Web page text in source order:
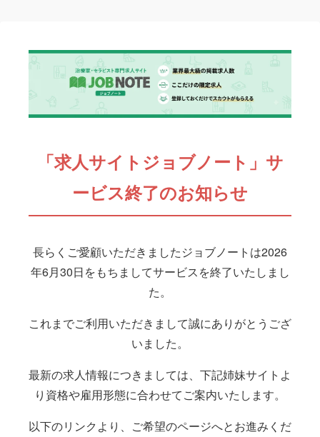
「求人サイトジョブノート」サ
ービス終了のお知らせ
長らくご愛顧いただきましたジョブノートは2026
年6月30日をもちましてサービスを終了いたしまし
た。
これまでご利用いただきまして誠にありがとうござ
いました。
最新の求人情報につきましては、下記姉妹サイトよ
り資格や雇用形態に合わせてご案内いたします。
以下のリンクより、ご希望のページへとお進みくだ